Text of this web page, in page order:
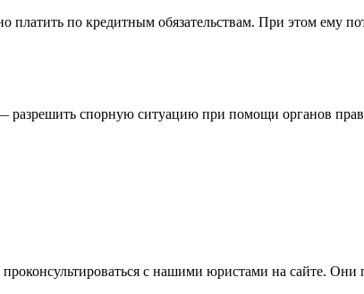
по кредитным обязательствам. При этом ему
спорную ситуацию при помощи органов
с нашими юристами на сайте. Они